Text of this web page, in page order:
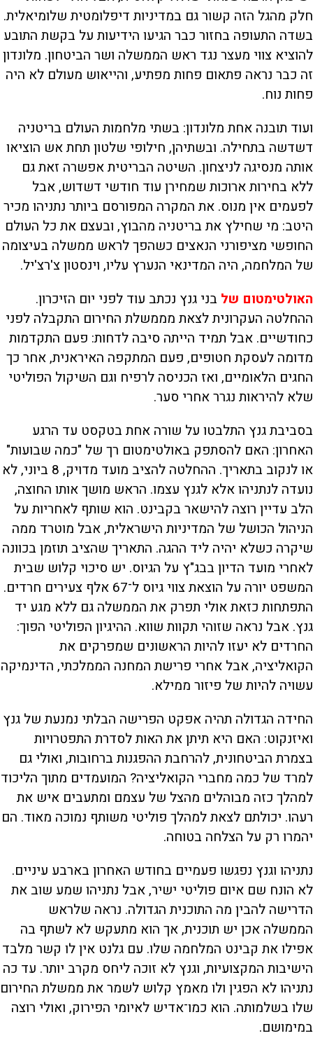
חלק מהגל הזה קשור גם במדיניות דיפלומטית שלומיאלית.
בשדה התעופה בחזור כבר הגיעו הידיעות על בקשת התובע
להוציא צווי מעצר נגד ראש הממשלה ושר הביטחון. מלונדון
זה כבר נראה פתאום פחות מפתיע, והייאוש מעולם לא היה
פחות נוח.
ועוד תובנה אחת מלונדון: בשתי מלחמות העולם בריטניה
דשדשה בתחילה. ובשתיהן, חילופי שלטון תחת אש הוציאו
אותה מנסיגה לניצחון. השיטה הבריטית אפשרה זאת גם
ללא בחירות ארוכות שמחירן עוד חודשי דשדוש, אבל
לפעמים אין מנוס. את המקרה המפורסם ביותר נתניהו מכיר
היטב: מי שחילץ את בריטניה מהבוץ, ובעצם את כל העולם
החופשי מציפורני הנאצים כשהפך לראש ממשלה בעיצומה
של המלחמה, היה המדינאי הנערץ עליו, וינסטון צ'רצ'יל.
האולטימטום של בני גנץ נכתב עוד לפני יום הזיכרון.
ההחלטה העקרונית לצאת מממשלת החירום התקבלה לפני
כחודשיים. אבל תמיד הייתה סיבה לדחות: פעם התקדמות
מדומה לעסקת חטופים, פעם המתקפה האיראנית, אחר כך
החגים הלאומיים, ואז הכניסה לרפיח וגם השיקול הפוליטי
שלא להיראות נגרר אחרי סער.
בסביבת גנץ התלבטו על שורה אחת בטקסט עד הרגע
האחרון: האם להסתפק באולטימטום רך של "כמה שבועות"
או לנקוב בתאריך. ההחלטה להציב מועד מדויק, 8 ביוני, לא
נועדה לנתניהו אלא לגנץ עצמו. הראש מושך אותו החוצה,
הלב עדיין רוצה להישאר בקבינט. הוא שותף לאחריות על
הניהול הכושל של המדיניות הישראלית, אבל מוטרד ממה
שיקרה כשלא יהיה ליד ההגה. התאריך שהציב תוזמן בכוונה
לאחרי מועד הדיון בבג"ץ על הגיוס. יש סיכוי קלוש שבית
המשפט יורה על הוצאת צווי גיוס ל־67 אלף צעירים חרדים.
התפתחות כזאת אולי תפרק את הממשלה גם ללא מגע יד
גנץ. אבל נראה שזוהי תקוות שווא. ההיגיון הפוליטי הפוך:
החרדים לא יעזו להיות הראשונים שמפרקים את
הקואליציה, אבל אחרי פרישת המחנה הממלכתי, הדינמיקה
עשויה להיות של פיזור ממילא.
החידה הגדולה תהיה אפקט הפרישה הבלתי נמנעת של גנץ
ואיזנקוט: האם היא תיתן את האות לסדרת התפטרויות
בצמרת הביטחונית, להרחבת ההפגנות ברחובות, ואולי גם
למרד של כמה מחברי הקואליציה? המועמדים מתוך הליכוד
למהלך כזה מבוהלים מהצל של עצמם ומתעבים איש את
רעהו. יכולתם לצאת למהלך פוליטי משותף נמוכה מאוד. הם
יהמרו רק על הצלחה בטוחה.
נתניהו וגנץ נפגשו פעמיים בחודש האחרון בארבע עיניים.
לא הונח שם איום פוליטי ישיר, אבל נתניהו שמע שוב את
הדרישה להבין מה התוכנית הגדולה. נראה שלראש
הממשלה אכן יש תוכנית, אך הוא מתעקש לא לשתף בה
אפילו את קבינט המלחמה שלו. עם גלנט אין לו קשר מלבד
הישיבות המקצועיות, וגנץ לא זוכה ליחס מקרב יותר. עד כה
נתניהו לא הפגין ולו מאמץ קלוש לשמר את ממשלת החירום
שלו בשלמותה. הוא כמו־אדיש לאיומי הפירוק, ואולי רוצה
במימושם.